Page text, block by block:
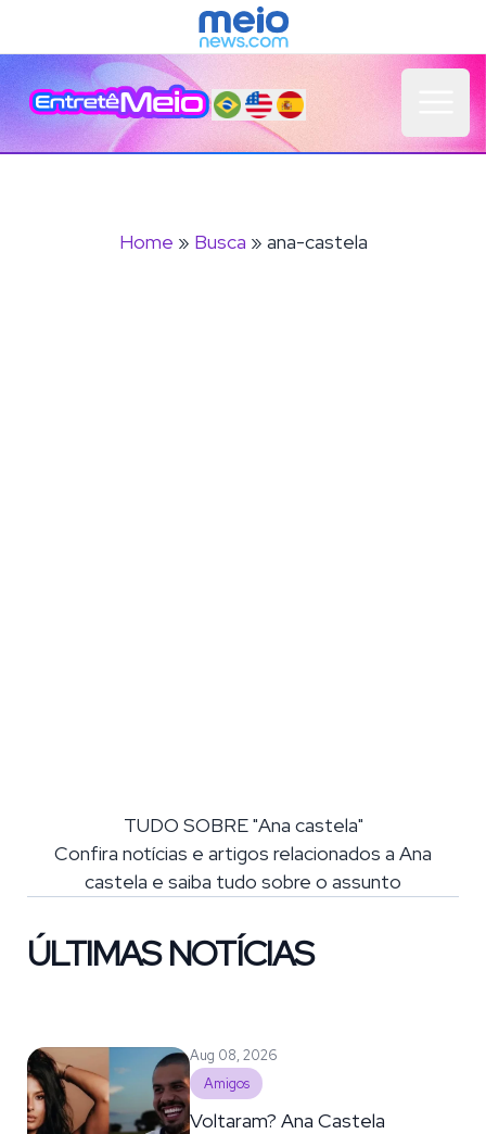
Home » Busca » ana-castela
TUDO SOBRE "Ana castela"
Confira notícias e artigos relacionados a Ana
castela e saiba tudo sobre o assunto
ÚLTIMAS NOTÍCIAS
Aug 08, 2026
Amigos
Voltaram? Ana Castela